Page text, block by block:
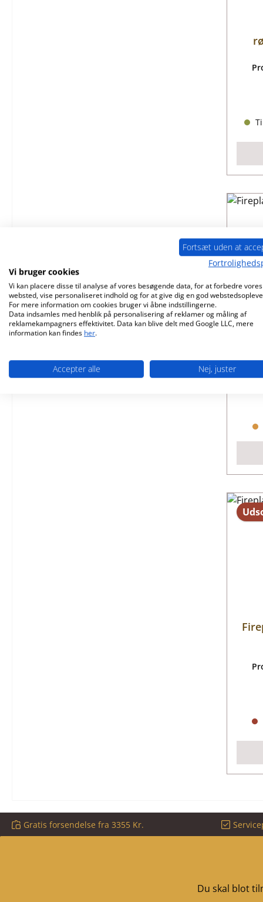
Gratis forsendelse fra 3355 Kr.
Du skal blot
Fortsæt uden at
Vi bruger cookies
Vi kan placere disse til analyse af vores besøgende data, for at forbedre vores
websted, vise personaliseret indhold og for at give dig en god
For mere information om cookies bruger vi åbne indstillingerne.
Data indsamles med henblik på personalisering af reklamer og måling af
reklamekampagners effektivitet. Data kan blive delt med Google LLC, mere
information kan findes her.
Accepter alle Nej, juster